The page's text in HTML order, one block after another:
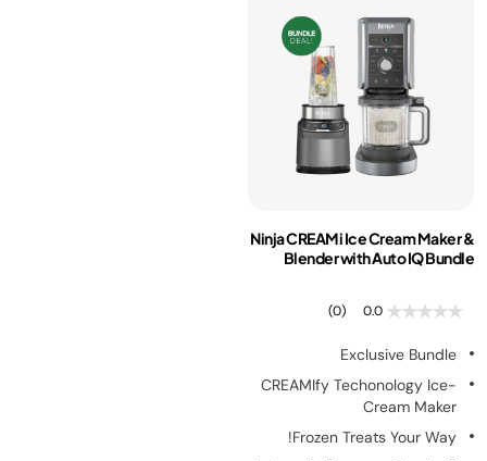
Ninja CREAMi Ice Cream Maker &
Blender with Auto IQ Bundle
0.0
(0)
Exclusive Bundle
CREAMIfy Techonology Ice-
Cream Maker
Frozen Treats Your Way!